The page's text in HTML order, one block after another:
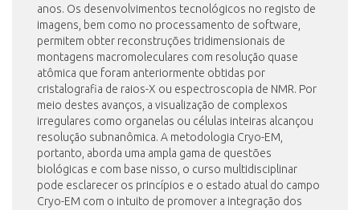
anos. Os desenvolvimentos tecnológicos no registo de
imagens, bem como no processamento de software,
permitem obter reconstruções tridimensionais de
montagens macromoleculares com resolução quase
atômica que foram anteriormente obtidas por
cristalografia de raios-X ou espectroscopia de NMR. Por
meio destes avanços, a visualização de complexos
irregulares como organelas ou células inteiras alcançou
resolução subnanômica. A metodologia Cryo-EM,
portanto, aborda uma ampla gama de questões
biológicas e com base nisso, o curso multidisciplinar
pode esclarecer os princípios e o estado atual do campo
Cryo-EM com o intuito de promover a integração dos